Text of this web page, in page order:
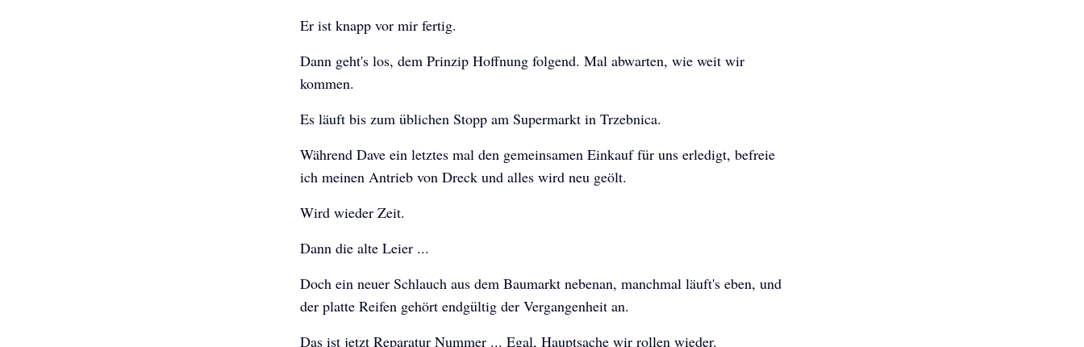
Er ist knapp vor mir fertig.
Dann geht's los, dem Prinzip Hoffnung folgend. Mal abwarten, wie weit wir
kommen.
Es läuft bis zum üblichen Stopp am Supermarkt in Trzebnica.
Während Dave ein letztes mal den gemeinsamen Einkauf für uns erledigt, befreie
ich meinen Antrieb von Dreck und alles wird neu geölt.
Wird wieder Zeit.
Dann die alte Leier ...
Doch ein neuer Schlauch aus dem Baumarkt nebenan, manchmal läuft's eben, und
der platte Reifen gehört endgültig der Vergangenheit an.
Das ist jetzt Reparatur Nummer ... Egal, Hauptsache wir rollen wieder.